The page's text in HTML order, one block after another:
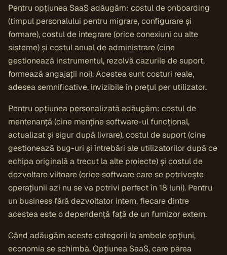
Pentru opțiunea SaaS adăugăm: costul de onboarding
(timpul personalului pentru migrare, configurare și
formare), costul de integrare (orice conexiuni cu alte
sisteme) și costul anual de administrare (cine
gestionează instrumentul, rezolvă cazurile de suport,
formează angajații noi). Acestea sunt costuri reale,
adesea semnificative, invizibile în prețul per utilizator.
Pentru opțiunea personalizată adăugăm: costul de
mentenanță (cine menține software-ul funcțional,
actualizat și sigur după livrare), costul de suport (cine
gestionează bug-uri și întrebări ale utilizatorilor după ce
echipa originală a trecut la alte proiecte) și costul de
dezvoltare viitoare (orice software care se potrivește
operațiunii azi nu se va potrivi perfect în 18 luni). Pentru
un business fără dezvoltator intern, fiecare dintre
acestea este o dependență față de un furnizor extern.
Când adăugăm aceste categorii la ambele opțiuni,
economia se schimbă. Opțiunea SaaS, care părea